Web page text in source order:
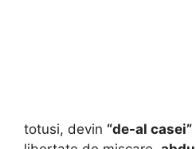
totusi, devin “de-al casei”